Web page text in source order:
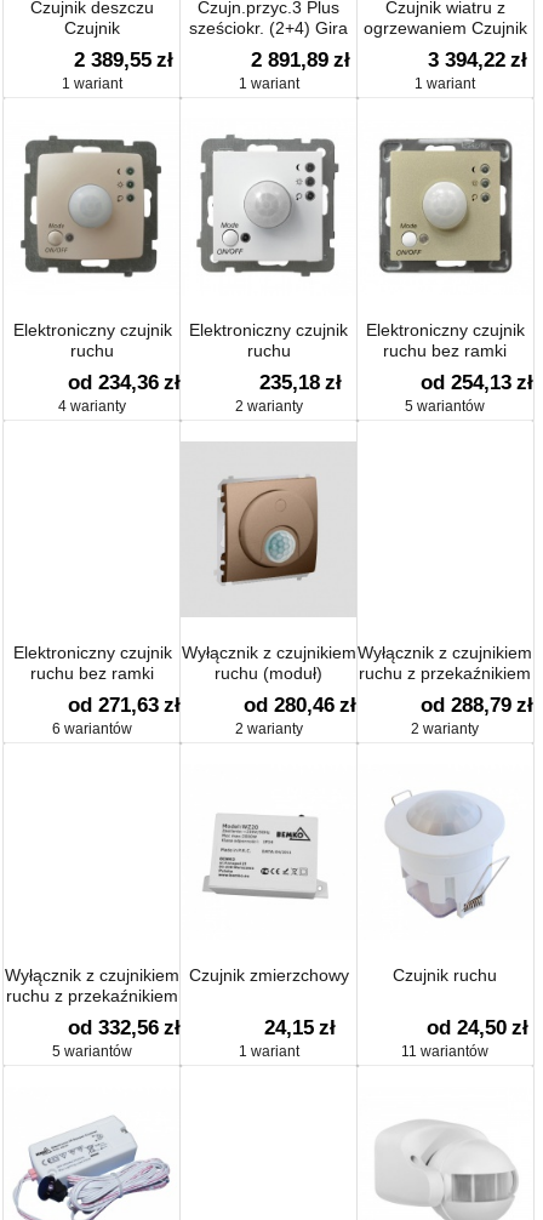
Czujnik deszczu
Czujnik
2 389,55 zł
1 wariant
Czujn.przyc.3 Plus
sześciokr. (2+4) Gira
F100 biały
2 891,89 zł
1 wariant
Czujnik wiatru z
ogrzewaniem Czujnik
3 394,22 zł
1 wariant
Elektroniczny czujnik
ruchu
od 234,36 zł
4 warianty
Elektroniczny czujnik
ruchu
235,18 zł
2 warianty
Elektroniczny czujnik
ruchu bez ramki
od 254,13 zł
5 wariantów
Elektroniczny czujnik
ruchu bez ramki
od 271,63 zł
6 wariantów
Wyłącznik z czujnikiem
ruchu (moduł)
od 280,46 zł
2 warianty
Wyłącznik z czujnikiem
ruchu z przekaźnikiem
(moduł)
od 288,79 zł
2 warianty
Wyłącznik z czujnikiem
ruchu z przekaźnikiem
do obiektów
użyteczności
publicznej (moduł)
od 332,56 zł
5 wariantów
Czujnik zmierzchowy
24,15 zł
1 wariant
Czujnik ruchu
od 24,50 zł
11 wariantów